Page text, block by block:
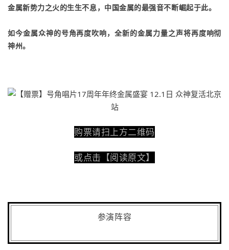
金属新势力之火的生生不息，中国金属的最强音不断崛起于此。
如今金属众神的号角再度吹响，全新的金属力量之声将再度响彻
神州。
购票请扫上方二维码
或点击【阅读原文】
参演阵容